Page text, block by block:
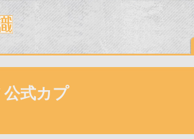
式カプ